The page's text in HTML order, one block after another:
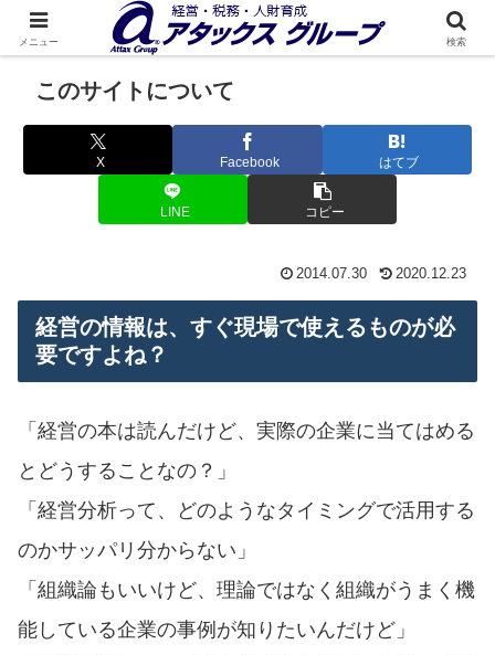
このサイトについて
X Facebook はてブ
LINE コピー
2014.07.30 2020.12.23
経営の情報は、すぐ現場で使えるものが必
要ですよね？
「経営の本は読んだけど、実際の企業に当てはめる
とどうすることなの？」
「経営分析って、どのようなタイミングで活用する
のかサッパリ分からない」
「組織論もいいけど、理論ではなく組織がうまく機
能している企業の事例が知りたいんだけど」
メニュー 検索